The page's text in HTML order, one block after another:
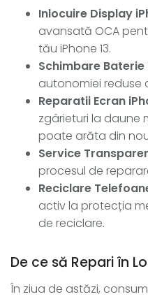
Inlocuire Display
avansată OCA
tău iPhone 13.
Schimbare Baterie
autonomiei reduse
Reparatii Ecran
zgârieturi la daune
poate arăta din
Service
procesul de
Reciclare
activ la protecția
de reciclare.
De ce să Repari în
În ziua de astăzi,